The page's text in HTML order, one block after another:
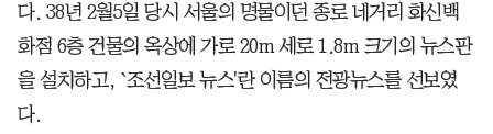
다. 38년 2월5일 당시 서울의 명물이던 종로 네거리 화신백
화점 6층 건물의 옥상에 가로 20m 세로 1.8m 크기의 뉴스판
을 설치하고, `조선일보 뉴스'란 이름의 전광뉴스를 선보였
다.